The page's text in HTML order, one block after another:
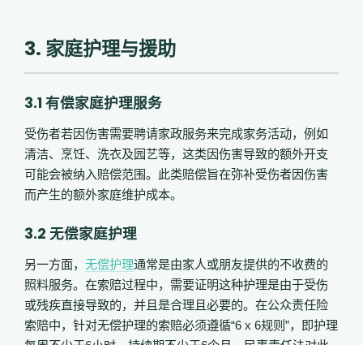
3. 家庭护理与援助
3.1 有偿家庭护理服务
受伤者若因伤害需要聘请家政服务来完成家务活动，例如
清洁、烹饪、洗衣及园艺等，这类因伤害导致的额外开支
可能会被纳入赔偿范围。 此类赔偿旨在弥补受伤者因伤害
而产生的额外家庭维护成本。
3.2 无偿家庭护理
另一方面， 无偿护理通常是由家人或朋友提供的不收费的
照料服务。在索赔过程中，需要证明这种护理是由于受伤
或残疾直接导致的，并且是合理且必要的。在公众责任险
索赔中，针对无偿护理的索赔必须遵循“6 x 6规则”，
即护理